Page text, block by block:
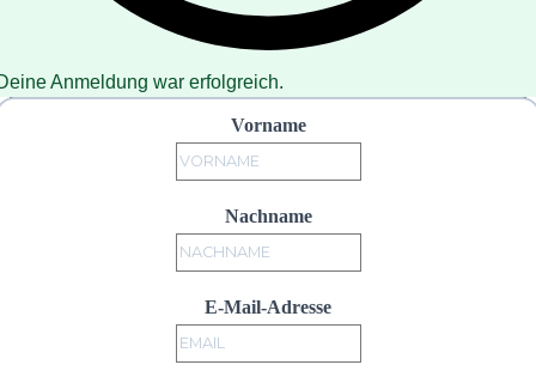
Anmeldung war erfolgreich.
Vorname
Nachname
E-Mail-Adresse